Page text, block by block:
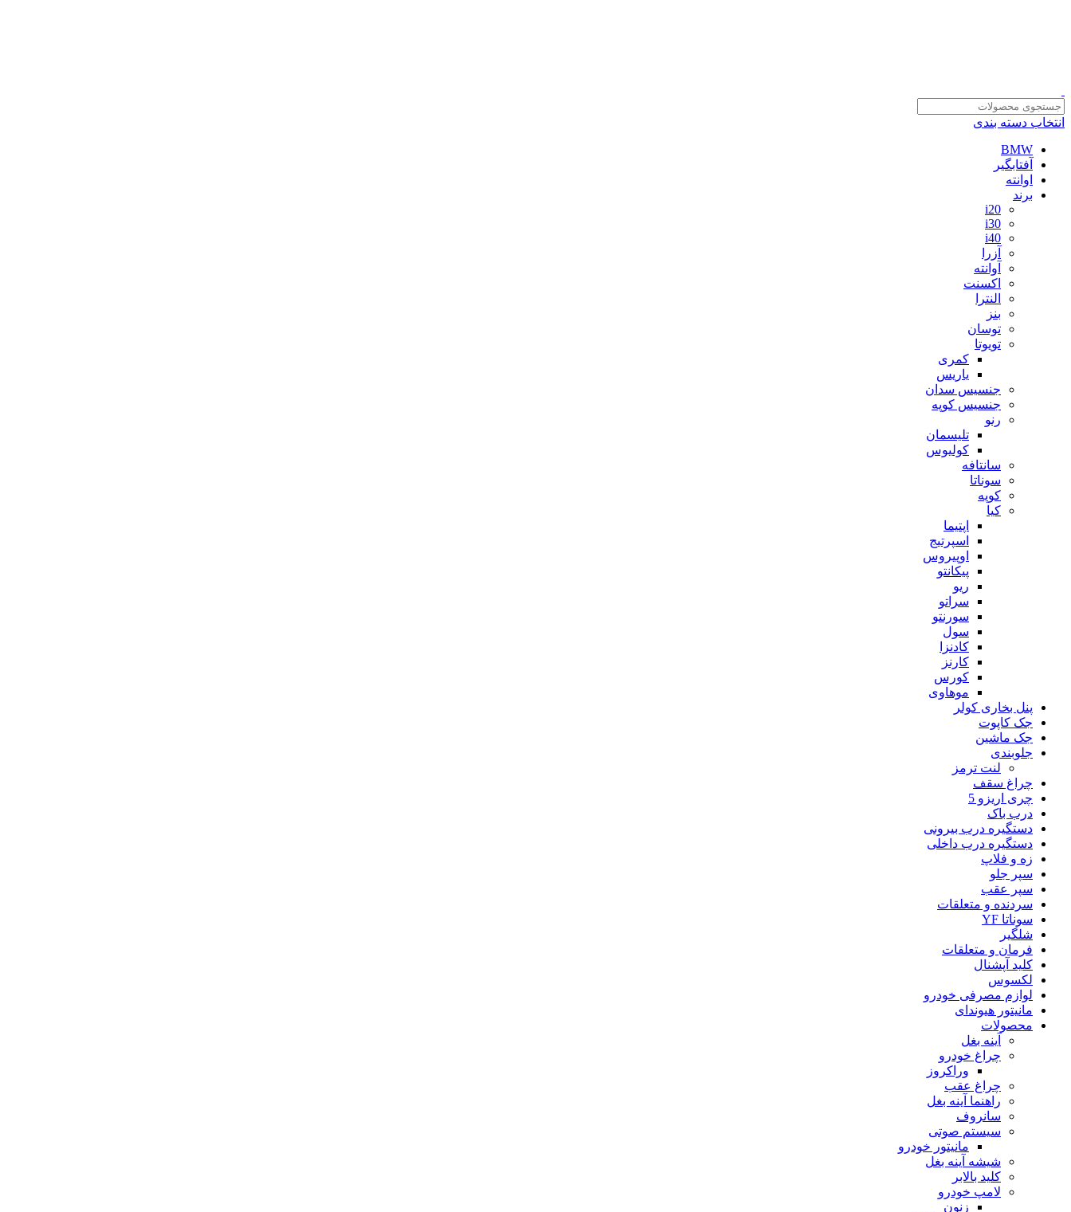
انتخاب دسته بندی
BMW
آفتابگیر
اوانته
برند
i20
i30
i40
آزرا
آوانته
اکسنت
النترا
بنز
توسان
تویوتا
کمری
یاریس
جنسیس سدان
جنسیس کوپه
رنو
تلیسمان
کولیوس
سانتافه
سوناتا
کوپه
کیا
اپتیما
اسپرتیج
اوپیروس
پیکانتو
ریو
سراتو
سورنتو
سول
کادنزا
کارنز
کورس
موهاوی
پنل بخاری کولر
جک کاپوت
جک ماشین
جلوبندی
لنت ترمز
چراغ سقف
چری اریزو 5
درب باک
دستگیره درب بیرونی
دستگیره درب داخلی
زه و فلاپ
سپر جلو
سپر عقب
سردنده و متعلقات
سوناتا YF
شلگیر
فرمان و متعلقات
کلید آپشنال
لکسوس
لوازم مصرفی خودرو
مانیتور هیوندای
محصولات
آینه بغل
چراغ خودرو
وراکروز
چراغ عقب
راهنما آینه بغل
سانروف
سیستم صوتی
مانیتور خودرو
شیشه آینه بغل
کلید بالابر
لامپ خودرو
زنون